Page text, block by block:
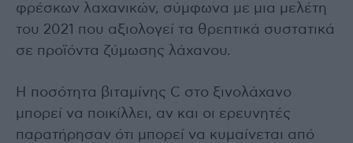
φρέσκων λαχανικών, σύμφωνα με μια μελέτη
του 2021 που αξιολογεί τα θρεπτικά συστατικά
σε προϊόντα ζύμωσης λάχανου.
Η ποσότητα βιταμίνης C στο ξινολάχανο
μπορεί να ποικίλλει, αν και οι ερευνητές
παρατήρησαν ότι μπορεί να κυμαίνεται από